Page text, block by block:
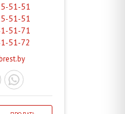
51-51
51-51
51-71
51-72